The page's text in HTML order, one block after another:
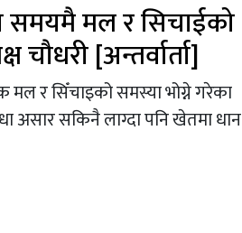
समयमै मल र सिचाईको
[अन्तर्वार्ता]
र सिँचाइको समस्या भोग्ने गरेका
असार सकिनै लाग्दा पनि खेतमा धान